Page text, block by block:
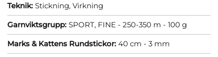
Teknik: Stickning, Virkning
Garnviktsgrupp: SPORT, FINE - 250-350 m - 100 g
Marks & Kattens Rundstickor: 40 cm - 3 mm